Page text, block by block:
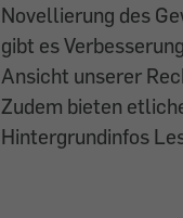
Novellierung des
gibt es
Ansicht unserer
Zudem bieten
Hintergrundinfos